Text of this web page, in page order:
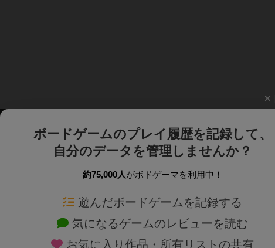
ボードゲームのプレイ履歴を記録して、
自分のデータを管理しませんか？
約75,000人がボドゲーマを利用中！
遊んだボードゲームを記録する
気になるゲームのレビューを読む
お気に入り作品・所有リストの共有
ボードゲームを検索する 新作・再入荷情報